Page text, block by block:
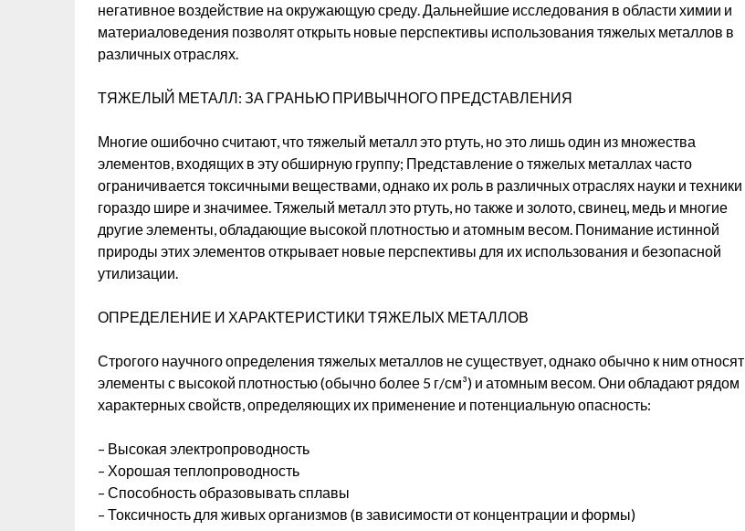
негативное воздействие на окружающую среду. Дальнейшие исследования в области химии и
материаловедения позволят открыть новые перспективы использования тяжелых металлов в
различных отраслях.
ТЯЖЕЛЫЙ МЕТАЛЛ: ЗА ГРАНЬЮ ПРИВЫЧНОГО ПРЕДСТАВЛЕНИЯ
Многие ошибочно считают, что тяжелый металл это ртуть, но это лишь один из множества
элементов, входящих в эту обширную группу; Представление о тяжелых металлах часто
ограничивается токсичными веществами, однако их роль в различных отраслях науки и техники
гораздо шире и значимее. Тяжелый металл это ртуть, но также и золото, свинец, медь и многие
другие элементы, обладающие высокой плотностью и атомным весом. Понимание истинной
природы этих элементов открывает новые перспективы для их использования и безопасной
утилизации.
ОПРЕДЕЛЕНИЕ И ХАРАКТЕРИСТИКИ ТЯЖЕЛЫХ МЕТАЛЛОВ
Строгого научного определения тяжелых металлов не существует, однако обычно к ним относят
элементы с высокой плотностью (обычно более 5 г/см³) и атомным весом. Они обладают рядом
характерных свойств, определяющих их применение и потенциальную опасность:
– Высокая электропроводность
– Хорошая теплопроводность
– Способность образовывать сплавы
– Токсичность для живых организмов (в зависимости от концентрации и формы)